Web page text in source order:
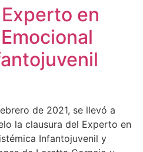
en
de 2021, se llevó a
la clausura del Experto en
Infantojuvenil y